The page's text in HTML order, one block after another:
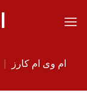
ام وی ام کارز